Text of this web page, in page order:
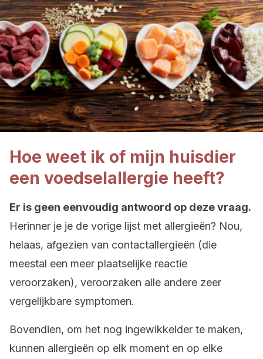
Hoe weet ik of mijn huisdier
een voedselallergie heeft?
Er is geen eenvoudig antwoord op deze vraag.
Herinner je je de vorige lijst met allergieën? Nou,
helaas, afgezien van contactallergieën (die
meestal een meer plaatselijke reactie
veroorzaken), veroorzaken alle andere zeer
vergelijkbare symptomen.
Bovendien, om het nog ingewikkelder te maken,
kunnen allergieën op elk moment en op elke